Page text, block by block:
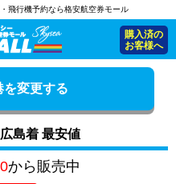
飛行機予約なら格安航空券モール
購入済の
お客様へ
変更する
島着 最安値
から販売中